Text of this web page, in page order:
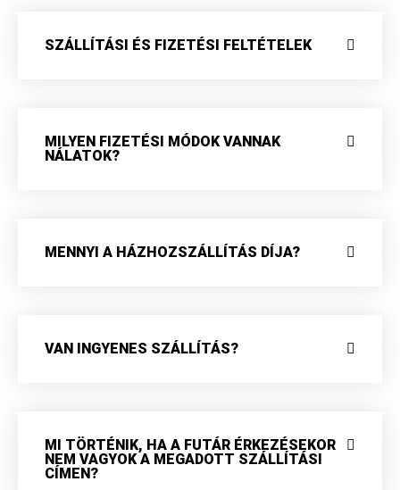
SZÁLLÍTÁSI ÉS FIZETÉSI FELTÉTELEK
MILYEN FIZETÉSI MÓDOK VANNAK
NÁLATOK?
MENNYI A HÁZHOZSZÁLLÍTÁS DÍJA?
VAN INGYENES SZÁLLÍTÁS?
MI TÖRTÉNIK, HA A FUTÁR ÉRKEZÉSEKOR
NEM VAGYOK A MEGADOTT SZÁLLÍTÁSI
CÍMEN?